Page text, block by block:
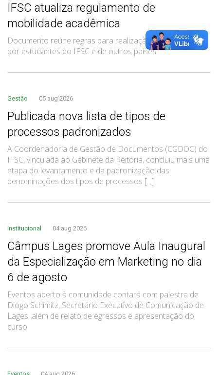
IFSC atualiza regulamento de
mobilidade acadêmica
Documento reúne regras para realização de intercâmbio
por estudantes do IFSC e de outros países
Gestão 05 aug 2026
Publicada nova lista de tipos de
processos padronizados
A Coordenadoria de Gestão de Documentos (CGDOC) do
IFSC, vinculada ao Gabinete da Reitoria, concluiu mais uma
etapa do levantamento e da padronização das
denominações dos tipos de processos [...]
Institucional 04 aug 2026
Câmpus Lages promove Aula Inaugural
da Especialização em Marketing no dia
6 de agosto
Eventos aberto à comunidade contará com palestra de
Diogo Schimitz, Secretário Executivo de Comunicação de
Lages, além de relato de egressos e apresentação do
curso